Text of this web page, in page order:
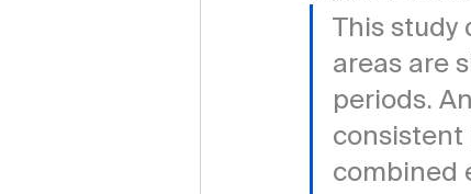
This study
areas are
periods.
consistent
combined